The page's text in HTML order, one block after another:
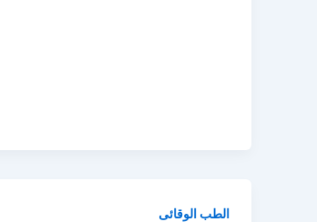
الطب الوقائى